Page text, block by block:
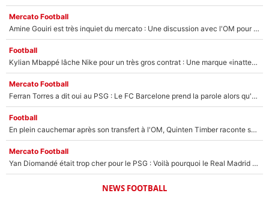
Mercato Football
Amine Gouiri est très inquiet du mercato : Une discussion avec l'OM pour acter son transfert !
Football
Kylian Mbappé lâche Nike pour un très gros contrat : Une marque «inattendue» va frapper très fort
Mercato Football
Ferran Torres a dit oui au PSG : Le FC Barcelone prend la parole alors qu'un transfert de l'attaquant espagnol prend forme
Football
En plein cauchemar après son transfert à l'OM, Quinten Timber raconte ses doutes après sa signature à Marseille
Mercato Football
Yan Diomandé était trop cher pour le PSG : Voilà pourquoi le Real Madrid a accepté de payer la somme record de 140M€ pour boucler son transfert !
NEWS FOOTBALL